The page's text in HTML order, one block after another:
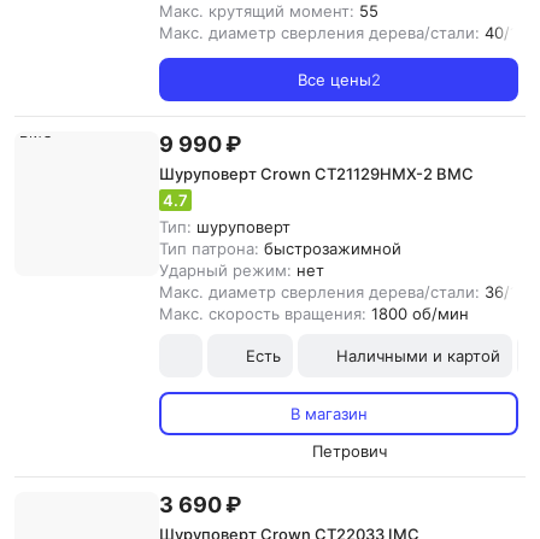
Макс. крутящий момент: 55
Макс. диаметр сверления дерева/стали: 40/13
Все цены2
9 990 ₽
Шуруповерт Crown CT21129HMX-2 BMC
4.7
Тип: шуруповерт
Тип патрона: быстрозажимной
Ударный режим: нет
Макс. диаметр сверления дерева/стали: 36/10
Макс. скорость вращения: 1800 об/мин
Есть Наличными и картой
В магазин
Петрович
3 690 ₽
Шуруповерт Crown CT22033 IMC